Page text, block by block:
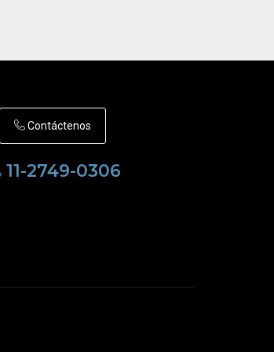
Contáctenos
11-2749-0306